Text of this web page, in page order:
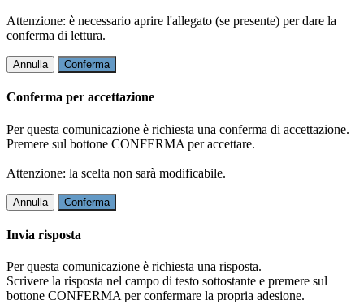
Attenzione: è necessario aprire l'allegato (se presente) per dare la
conferma di lettura.
Annulla Conferma
Conferma per accettazione
Per questa comunicazione è richiesta una conferma di accettazione.
Premere sul bottone CONFERMA per accettare.
Attenzione: la scelta non sarà modificabile.
Annulla Conferma
Invia risposta
Per questa comunicazione è richiesta una risposta.
Scrivere la risposta nel campo di testo sottostante e premere sul
bottone CONFERMA per confermare la propria adesione.